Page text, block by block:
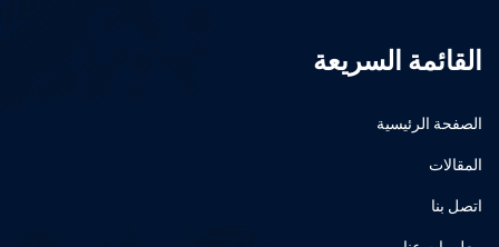
القائمة السريعة
الصفحة الرئيسية
المقالات
اتصل بنا